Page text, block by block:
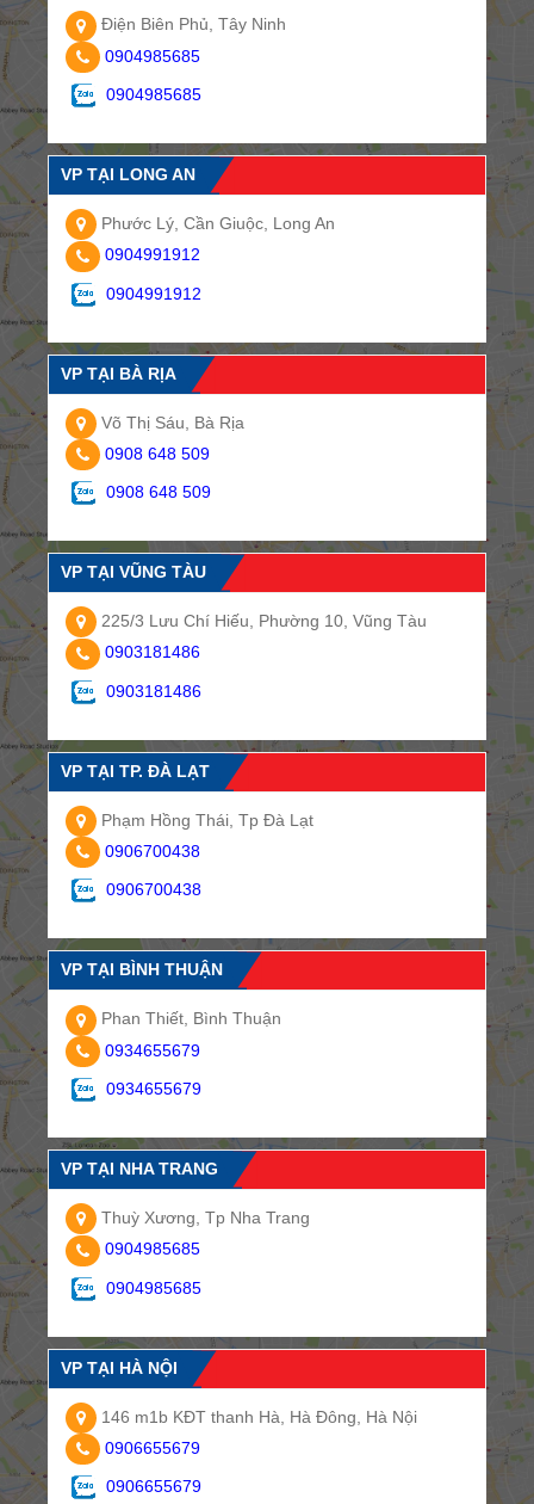
Điện Biên Phủ, Tây Ninh
0904985685
0904985685
VP TẠI LONG AN
Phước Lý, Cần Giuộc, Long An
0904991912
0904991912
VP TẠI BÀ RỊA
Võ Thị Sáu, Bà Rịa
0908 648 509
0908 648 509
VP TẠI VŨNG TÀU
225/3 Lưu Chí Hiếu, Phường 10, Vũng Tàu
0903181486
0903181486
VP TẠI TP. ĐÀ LẠT
Phạm Hồng Thái, Tp Đà Lạt
0906700438
0906700438
VP TẠI BÌNH THUẬN
Phan Thiết, Bình Thuận
0934655679
0934655679
VP TẠI NHA TRANG
Thuỳ Xương, Tp Nha Trang
0904985685
0904985685
VP TẠI HÀ NỘI
146 m1b KĐT thanh Hà, Hà Đông, Hà Nội
0906655679
0906655679